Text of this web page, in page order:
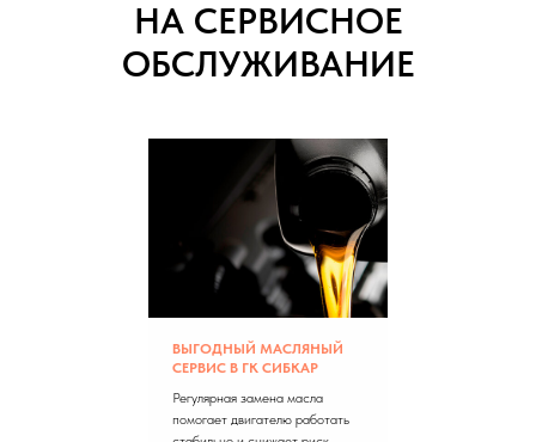
НА СЕРВИСНОЕ
ОБСЛУЖИВАНИЕ
ВЫГОДНЫЙ МАСЛЯНЫЙ
СЕРВИС В ГК СИБКАР
Регулярная замена масла
помогает двигателю работать